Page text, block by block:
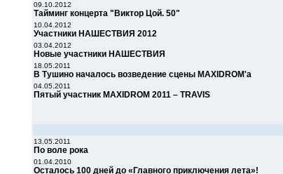
09.10.2012
Тайминг концерта "Виктор Цой. 50"
10.04.2012
Участники НАШЕСТВИЯ 2012
03.04.2012
Новые участники НАШЕСТВИЯ
18.05.2011
В Тушино началось возведение сцены MAXIDROM'a
04.05.2011
Пятый участник MAXIDROM 2011 – TRAVIS
13.05.2011
По воле рока
01.04.2010
Осталось 100 дней до «Главного приключения лета»!